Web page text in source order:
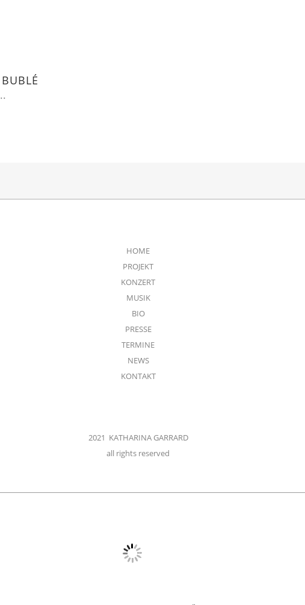
HOME
PROJEKT
KONZERT
MUSIK
BIO
PRESSE
TERMINE
NEWS
KONTAKT
2021 KATHARINA GARRARD
all rights reserved